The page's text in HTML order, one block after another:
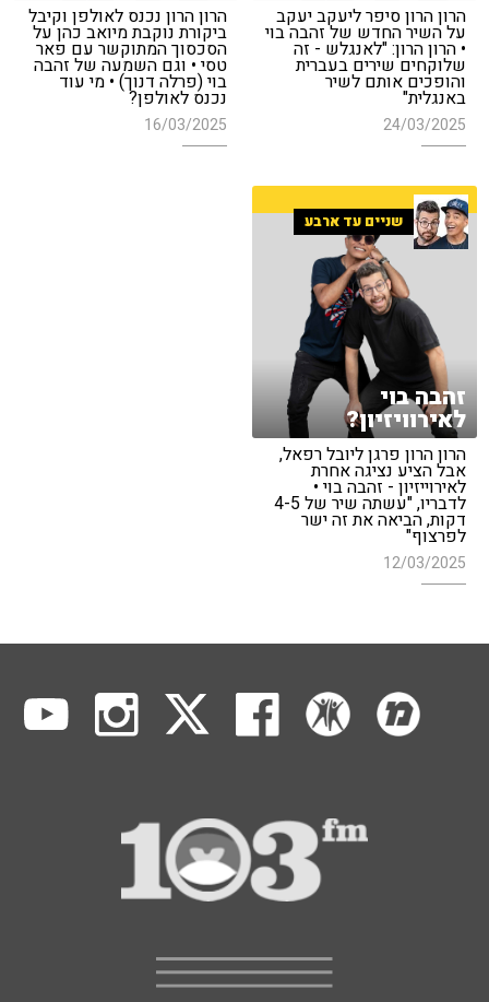
הרון הרון סיפר ליעקב יעקב
על השיר החדש של זהבה בוי
• הרון הרון: "לאנגלש - זה
שלוקחים שירים בעברית
והופכים אותם לשיר
באנגלית"
24/03/2025
הרון הרון נכנס לאולפן וקיבל
ביקורת נוקבת מיואב כהן על
הסכסוך המתוקשר עם פאר
טסי • וגם השמעה של זהבה
בוי (פרלה דנוך) • מי עוד
נכנס לאולפן?
16/03/2025
שניים עד ארבע
זהבה בוי
לאירוויזיון?
הרון הרון פרגן ליובל רפאל,
אבל הציע נציגה אחרת
לאירוייזיון - זהבה בוי •
לדבריו, "עשתה שיר של 4-5
דקות, הביאה את זה ישר
לפרצוף"
12/03/2025